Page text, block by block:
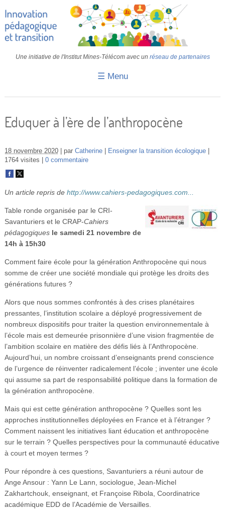
Une initiative de l'Institut Mines-Télécom avec un réseau de partenaires
☰ Menu
Retours d’expériences
Transition
IMT
Colloques
Vidéos
Se connecter
Eduquer à l’ère de l’anthropocène
18 novembre 2020 par Catherine
Enseigner la transition écologique
1764 visites
0 commentaire
Un article repris de http://www.cahiers-pedagogiques.com...
Table ronde organisée par le CRI-
Savanturiers et le CRAP-Cahiers
pédagogiquesle samedi 21 novembre de
14h à 15h30
Comment faire école pour la génération Anthropocène qui nous
somme de créer une société mondiale qui protège les droits des
générations futures ?
Alors que nous sommes confrontés à des crises planétaires
pressantes, l’institution scolaire a déployé progressivement de
nombreux dispositifs pour traiter la question environnementale à
l’école mais est demeurée prisonnière d’une vision fragmentée de
l’ambition scolaire en matière des défis liés à l’Anthropocène.
Aujourd’hui, un nombre croissant d’enseignants prend conscience
de l’urgence de réinventer radicalement l’école ; inventer une école
qui assume sa part de responsabilité politique dans la formation de
la génération anthropocène.
Mais qui est cette génération anthropocène ? Quelles sont les
approches institutionnelles déployées en France et à l’étranger ?
Comment naissent les initiatives liant éducation et anthropocène
sur le terrain ? Quelles perspectives pour la communauté éducative
à court et moyen termes ?
Pour répondre à ces questions, Savanturiers a réuni autour de
Ange Ansour : Yann Le Lann, sociologue, Jean-Michel
Zakhartchouk, enseignant, et Françoise Ribola, Coordinatrice
académique EDD de l’Académie de Versailles.